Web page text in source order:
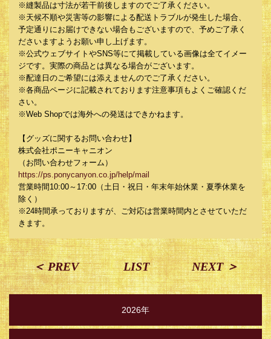
※縫製品は寸法が若干前後しますのでご了承ください。
※天候不順や災害等の影響による配送トラブルが発生した場合、
予定通りにお届けできない場合もございますので、予めご了承く
ださいますようお願い申し上げます。
※公式ウェブサイトやSNS等にて掲載している画像は全てイメー
ジです。実際の商品とは異なる場合がございます。
※配達日のご希望には添えませんのでご了承ください。
※各商品ページに記載されております注意事項もよくご確認くだ
さい。
※Web Shopでは海外への発送はできかねます。
【グッズに関するお問い合わせ】
株式会社ポニーキャニオン
（お問い合わせフォーム）
https://ps.ponycanyon.co.jp/help/mail
営業時間10:00～17:00（土日・祝日・年末年始休業・夏季休業を
除く）
※24時間承っておりますが、ご対応は営業時間内とさせていただ
きます。
＜ PREV LIST NEXT ＞
2026年